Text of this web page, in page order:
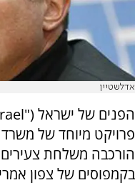
אדלשטיין
פרויקט מיוחד של
הורכבה משלחת
בקמפוסים של צפון